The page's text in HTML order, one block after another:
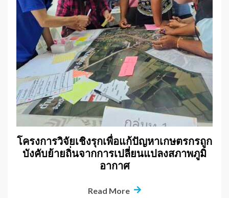
โครงการวิจัยเชิงรุกเพื่อแก้ปัญหาเกษตรกรถูก
บังคับย้ายถิ่นจากการเปลี่ยนแปลงสภาพภูมิ
อากาศ
Read More